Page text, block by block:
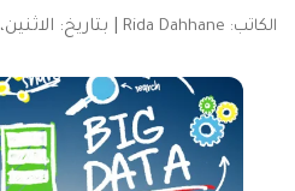
الكاتب: Rida Dahhane بتاريخ: الاثنين، 12 أكتوبر 2015